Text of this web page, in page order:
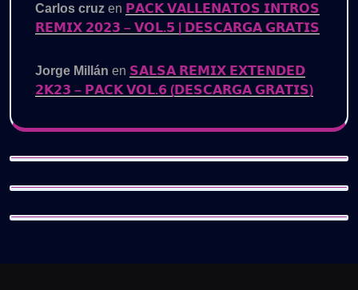
Carlos cruz en 𝗣𝗔𝗖𝗞 𝗩𝗔𝗟𝗟𝗘𝗡𝗔𝗧𝗢𝗦 𝗜𝗡𝗧𝗥𝗢𝗦
𝗥𝗘𝗠𝗜𝗫 𝟮𝟬𝟮𝟯 – 𝗩𝗢𝗟.𝟱 | 𝗗𝗘𝗦𝗖𝗔𝗥𝗚𝗔 𝗚𝗥𝗔𝗧𝗜𝗦
Jorge Millán en 𝗦𝗔𝗟𝗦𝗔 𝗥𝗘𝗠𝗜𝗫 𝗘𝗫𝗧𝗘𝗡𝗗𝗘𝗗
𝟮𝗞𝟮𝟯 – 𝗣𝗔𝗖𝗞 𝗩𝗢𝗟.𝟲 (𝗗𝗘𝗦𝗖𝗔𝗥𝗚𝗔 𝗚𝗥𝗔𝗧𝗜𝗦)